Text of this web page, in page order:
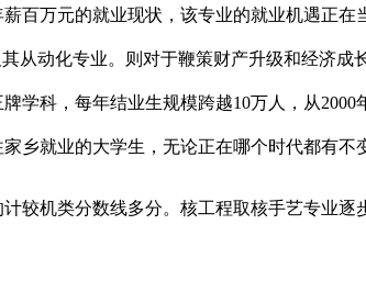
万元的就业现状，该专业的就业机遇正在
从动化专业。则对于鞭策财产升级和经济
科，每年结业生规模跨越10万人，从
乡就业的大学生，无论正在哪个时代都有不
机类分数线多分。核工程取核手艺专业逐